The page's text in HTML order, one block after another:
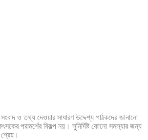
ও তথ্য দেওয়ার সাধারণ উদ্দেশ্য পাঠকদের জানানো
পরামর্শের বিকল্প নয়। সুনির্দিষ্ট কোনো সমস্যার জন্য
শ্রেয়।